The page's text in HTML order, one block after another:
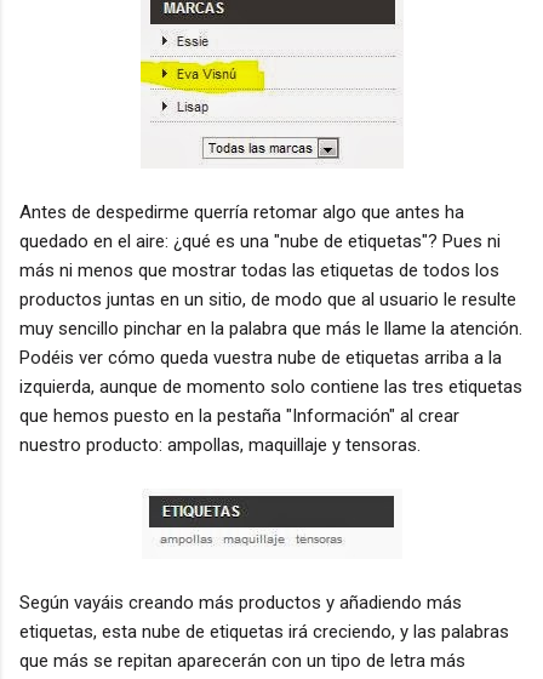
Antes de despedirme querría retomar algo que antes ha
quedado en el aire: ¿qué es una "nube de etiquetas"? Pues ni
más ni menos que mostrar todas las etiquetas de todos los
productos juntas en un sitio, de modo que al usuario le resulte
muy sencillo pinchar en la palabra que más le llame la atención.
Podéis ver cómo queda vuestra nube de etiquetas arriba a la
izquierda, aunque de momento solo contiene las tres etiquetas
que hemos puesto en la pestaña "Información" al crear
nuestro producto: ampollas, maquillaje y tensoras.
Según vayáis creando más productos y añadiendo más
etiquetas, esta nube de etiquetas irá creciendo, y las palabras
que más se repitan aparecerán con un tipo de letra más